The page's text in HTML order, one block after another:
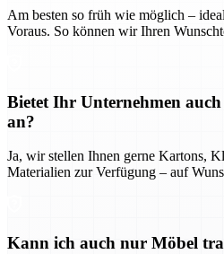
Am besten so früh wie möglich –
Voraus. So können wir Ihren
Bietet Ihr Unternehmen
an?
Ja, wir stellen Ihnen gerne Kartons,
Materialien zur Verfügung – auf
Kann ich auch nur Möbel